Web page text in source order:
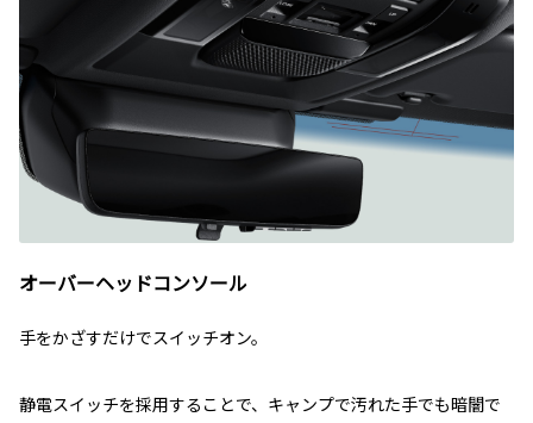
オーバーヘッドコンソール
手をかざすだけでスイッチオン。
静電スイッチを採用することで、キャンプで汚れた手でも暗闇で